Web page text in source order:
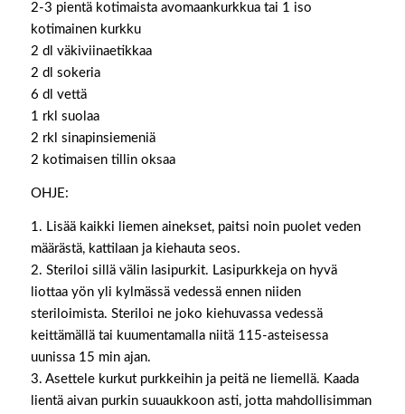
2-3 pientä kotimaista avomaankurkkua tai 1 iso
kotimainen kurkku
2 dl väkiviinaetikkaa
2 dl sokeria
6 dl vettä
1 rkl suolaa
2 rkl sinapinsiemeniä
2 kotimaisen tillin oksaa
OHJE:
1. Lisää kaikki liemen ainekset, paitsi noin puolet veden
määrästä, kattilaan ja kiehauta seos.
2. Steriloi sillä välin lasipurkit. Lasipurkkeja on hyvä
liottaa yön yli kylmässä vedessä ennen niiden
steriloimista. Steriloi ne joko kiehuvassa vedessä
keittämällä tai kuumentamalla niitä 115-asteisessa
uunissa 15 min ajan.
3. Asettele kurkut purkkeihin ja peitä ne liemellä. Kaada
lientä aivan purkin suuaukkoon asti, jotta mahdollisimman